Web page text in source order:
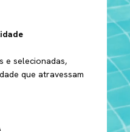
e selecionadas,
que atravessam